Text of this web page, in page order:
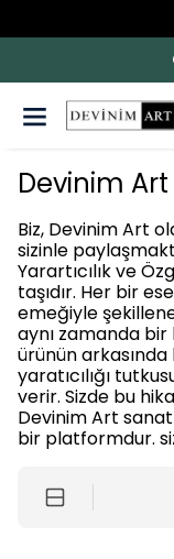
Devinim Art
Biz, Devinim Art
sizinle
Yarartıcılık ve
taşıdır. Her bir
emeğiyle
aynı zamanda bir
ürünün arkasında
yaratıcılığı
verir. Sizde bu
Devinim Art sanat
bir platformdur.